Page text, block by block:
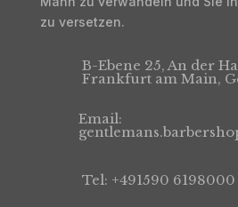
zu versetzen.
B-Ebene 25, An der
Frankfurt am Main,
Email:
Tel: +491590 6198000